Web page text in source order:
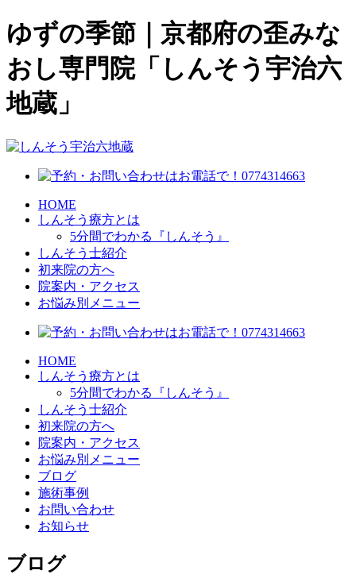
ゆずの季節｜京都府の歪みな
おし専門院「しんそう宇治六
地蔵」
HOME
しんそう療方とは
5分間でわかる『しんそう』
しんそう士紹介
初来院の方へ
院案内・アクセス
お悩み別メニュー
HOME
しんそう療方とは
5分間でわかる『しんそう』
しんそう士紹介
初来院の方へ
院案内・アクセス
お悩み別メニュー
ブログ
施術事例
お問い合わせ
お知らせ
ブログ